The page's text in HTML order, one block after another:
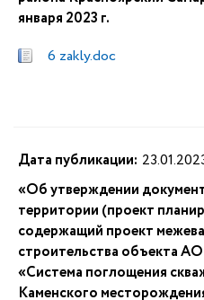
января 2023 г.
6 zakly.doc
Дата публикации:
«Об утверждении
территории (проект
содержащий проект
строительства объекта
«Система поглощения
Каменского